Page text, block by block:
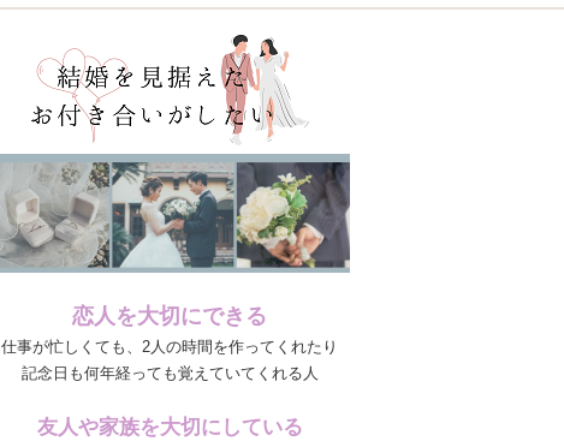
恋人を大切にできる
仕事が忙しくても、2人の時間を作ってくれたり
記念日も何年経っても覚えていてくれる人
友人や家族を大切にしている